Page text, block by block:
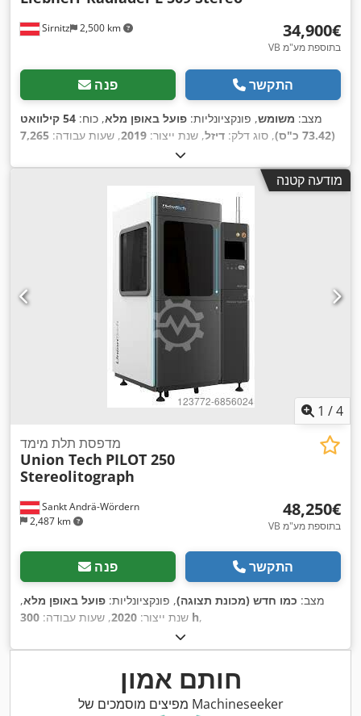
Sirnitz 2,500 km ‏34,900 ‏€
VB בתוספת מע"מ
פנה התקשר
מצב: משומש, פונקציונליות: פועל באופן מלא, כוח:
54 קילוואט
(73.42 כ"ס)
, סוג דלק: דיזל, שנת ייצור: 2019, שעות עבודה: 7,265
מודעה קטנה
1 /4
Sankt Andrä-Wördern
2,487 km
מדפסת תלת מימד
Union Tech PILOT 250
Stereolitograph
‏48,250 ‏€
VB בתוספת מע"מ
פנה התקשר
מצב: כמו חדש (מכונת תצוגה), פונקציונליות: פועל באופן מלא,
שנת ייצור: 2020, שעות עבודה: 300 h,
חותם אמון
מפיצים מוסמכים של Machineseeker